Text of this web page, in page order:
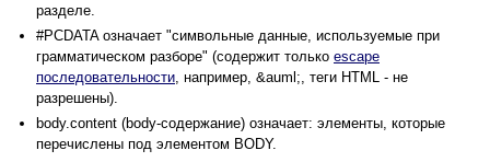
разделе.
#PCDATA означает "символьные данные, используемые при
грамматическом разборе" (содержит только escape
последовательности , например, &auml;, теги HTML - не
разрешены).
body.content (body-содержание) означает: элементы, которые
перечислены под элементом BODY.